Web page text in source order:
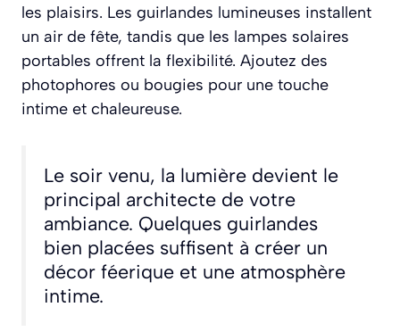
les plaisirs. Les guirlandes lumineuses installent
un air de fête, tandis que les lampes solaires
portables offrent la flexibilité. Ajoutez des
photophores ou bougies pour une touche
intime et chaleureuse.
Le soir venu, la lumière devient le
principal architecte de votre
ambiance. Quelques guirlandes
bien placées suffisent à créer un
décor féerique et une atmosphère
intime.